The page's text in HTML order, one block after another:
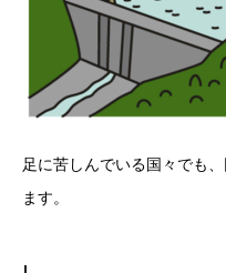
足に苦しんでいる国々でも
ます。